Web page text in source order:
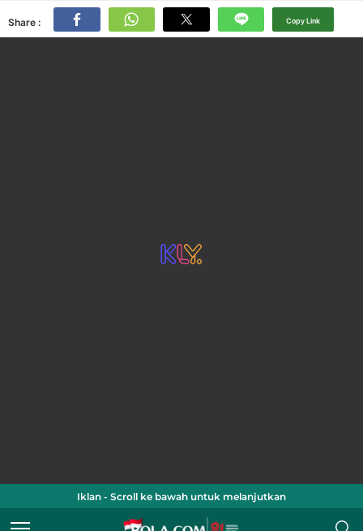
Share : Copy Link
Iklan - Scroll ke bawah untuk melanjutkan